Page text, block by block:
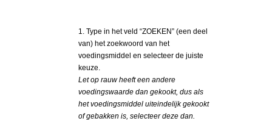
1. Type in het veld “ZOEKEN” (een deel
van) het zoekwoord van het
voedingsmiddel en selecteer de juiste
keuze.
Let op rauw heeft een andere
voedingswaarde dan gekookt, dus als
het voedingsmiddel uiteindelijk gekookt
of gebakken is, selecteer deze dan.